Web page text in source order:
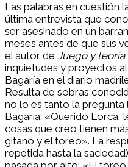
Las palabras en cuestión
última entrevista que
ser asesinado en un
meses antes de que sus
el autor de Juego y
inquietudes y proyectos
Bagaría en el diario
Resulta de sobras
no lo es tanto la
Bagaría: «Querido Lorca:
cosas que creo tienen
gitano y el toreo». La
repetida hasta la